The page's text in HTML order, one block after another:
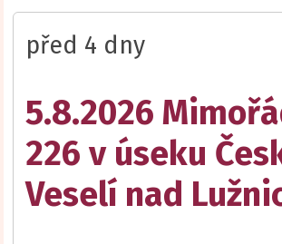
před 4 dny
5.8.2026
226 v úseku
Veselí nad